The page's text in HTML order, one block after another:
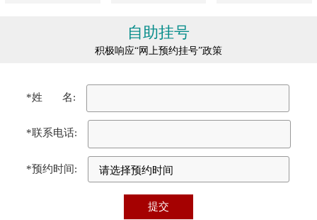
自助挂号
积极响应“网上预约挂号”政策
*姓 名:
*联系电话:
*预约时间: